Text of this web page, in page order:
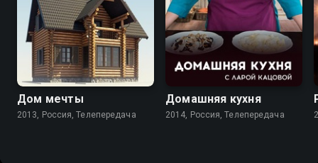
Дом мечты
2013, Россия, Телепередача
Домашняя кухня
2014, Россия, Телепередача